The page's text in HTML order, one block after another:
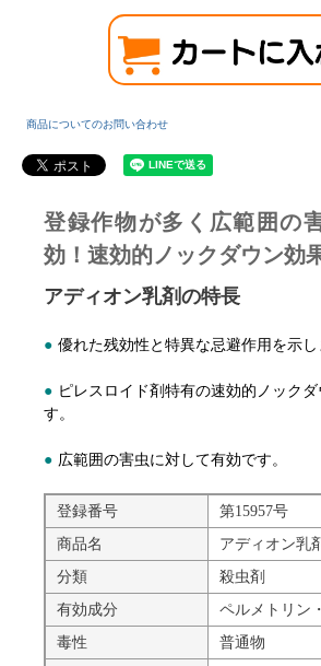
商品についてのお問い合わせ
登録作物が多く広範囲の
効！速効的ノックダウン効
アディオン乳剤の特長
● 優れた残効性と特異な忌避作用を示し
● ピレスロイド剤特有の速効的ノック
す。
● 広範囲の害虫に対して有効です。
登録番号
第15957号
商品名
アディオン乳
分類
殺虫剤
有効成分
ペルメトリン
毒性
普通物